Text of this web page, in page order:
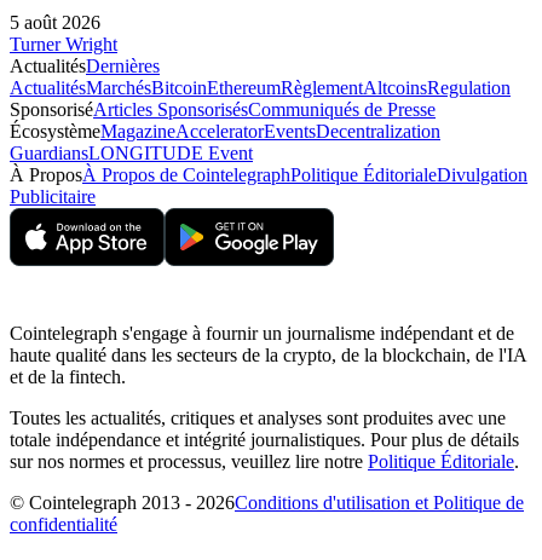
5 août 2026
Turner Wright
ActualitésDernières
ActualitésMarchésBitcoinEthereumRèglementAltcoinsRegulation
SponsoriséArticles SponsorisésCommuniqués de Presse
ÉcosystèmeMagazineAcceleratorEventsDecentralization
GuardiansLONGITUDE Event
À ProposÀ Propos de CointelegraphPolitique ÉditorialeDivulgation
Publicitaire
Cointelegraph s'engage à fournir un journalisme indépendant et de
haute qualité dans les secteurs de la crypto, de la blockchain, de l'IA
et de la fintech.
Toutes les actualités, critiques et analyses sont produites avec une
totale indépendance et intégrité journalistiques. Pour plus de détails
sur nos normes et processus, veuillez lire notre Politique Éditoriale.
© Cointelegraph 2013 - 2026Conditions d'utilisation et Politique de
confidentialité